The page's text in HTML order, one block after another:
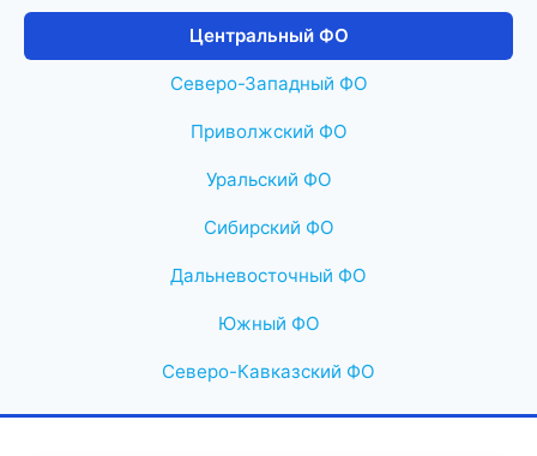
Центральный ФО
Северо-Западный ФО
Приволжский ФО
Уральский ФО
Сибирский ФО
Дальневосточный ФО
Южный ФО
Северо-Кавказский ФО